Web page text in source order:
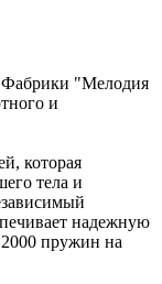
"Мелодия
и
которая
тела и
надежную
2000 пружин на